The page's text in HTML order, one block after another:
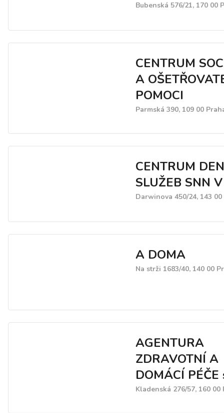
Bubenská 576/21, 170 00
CENTRUM
A
POMOCI
Parmská 390, 109 00
CENTRUM
SLUŽEB SNN
Darwinova 450/24, 143
A DOMA
Na strži 1683/40, 140 00
AGENTURA
ZDRAVOTNÍ A
DOMÁCÍ PÉČE
Kladenská 276/57, 160 00